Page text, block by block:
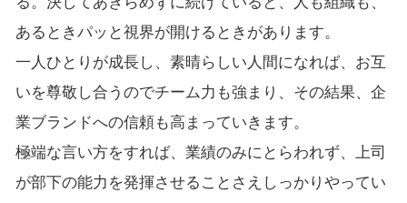
あるときパッと視界が開けるときがあります。
一人ひとりが成長し、素晴らしい人間になれば、お互
いを尊敬し合うのでチーム力も強まり、その結果、企
業ブランドへの信頼も高まっていきます。
極端な言い方をすれば、業績のみにとらわれず、上司
が部下の能力を発揮させることさえしっかりやってい